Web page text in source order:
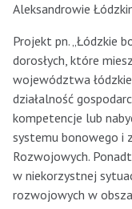
Aleksandrowie
Projekt pn. „Łódzkie
dorosłych, które
województwa
działalność
kompetencje lub
systemu bonowego i
Rozwojowych.
w niekorzystnej
rozwojowych w